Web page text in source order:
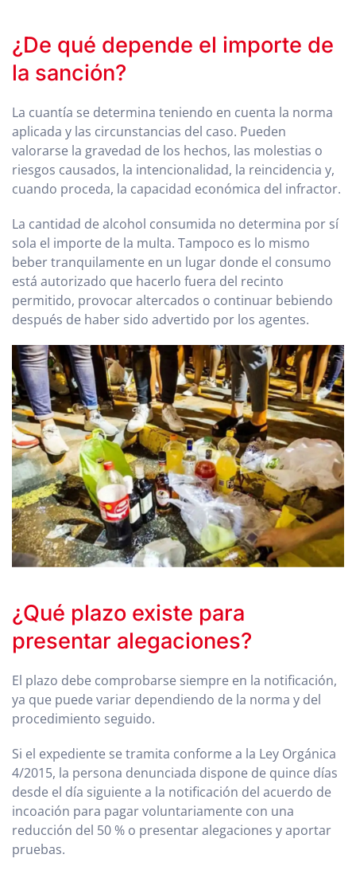
¿De qué depende el importe de
la sanción?
La cuantía se determina teniendo en cuenta la norma
aplicada y las circunstancias del caso. Pueden
valorarse la gravedad de los hechos, las molestias o
riesgos causados, la intencionalidad, la reincidencia y,
cuando proceda, la capacidad económica del infractor.
La cantidad de alcohol consumida no determina por sí
sola el importe de la multa. Tampoco es lo mismo
beber tranquilamente en un lugar donde el consumo
está autorizado que hacerlo fuera del recinto
permitido, provocar altercados o continuar bebiendo
después de haber sido advertido por los agentes.
¿Qué plazo existe para
presentar alegaciones?
El plazo debe comprobarse siempre en la notificación,
ya que puede variar dependiendo de la norma y del
procedimiento seguido.
Si el expediente se tramita conforme a la Ley Orgánica
4/2015, la persona denunciada dispone de quince días
desde el día siguiente a la notificación del acuerdo de
incoación para pagar voluntariamente con una
reducción del 50 % o presentar alegaciones y aportar
pruebas.